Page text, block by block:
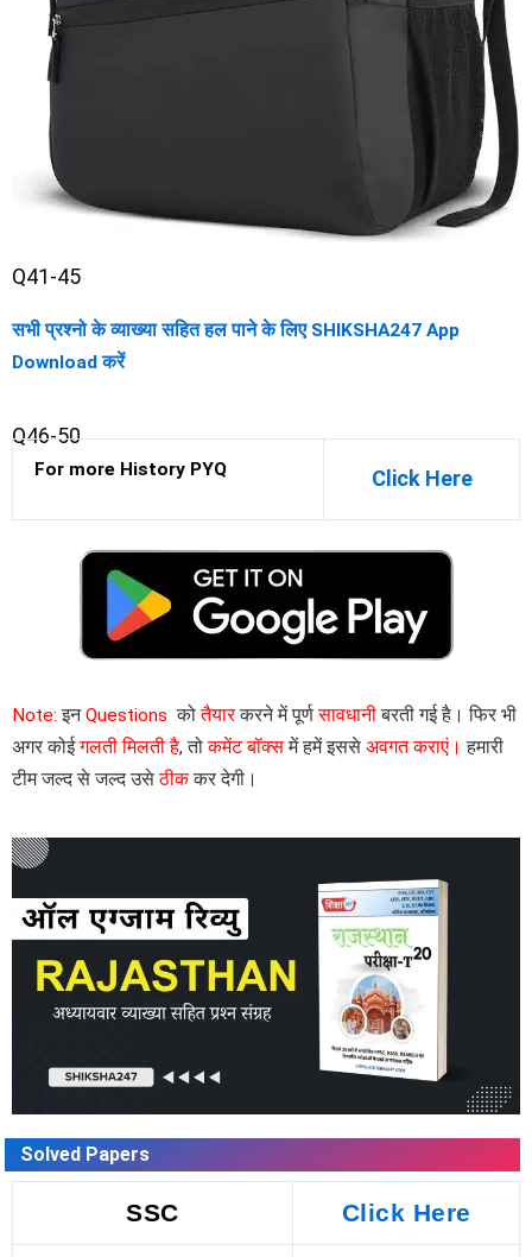
Q41-45
सभी प्रश्नो के व्याख्या सहित हल पाने के लिए SHIKSHA247 App
Download करें
Q46-50
For more History PYQ Click Here
Note: इनQuestions कोतैयारकरने में पूर्णसावधानीबरती गई है। फिर भी
अगर कोईगलती मिलती है, तोकमेंट बॉक्समें हमें इससे अवगत कराएं। हमारी
टीम जल्द से जल्द उसेठीककर देगी।
Solved Papers
SSC Click Here